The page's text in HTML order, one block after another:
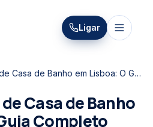
Ligar
Remodelação de Casa de Banho em Lisboa: O Guia Completo para Remodelar com Segurança, Durabilidade e Valorização do Imóvel
Casa de Banho
Completo